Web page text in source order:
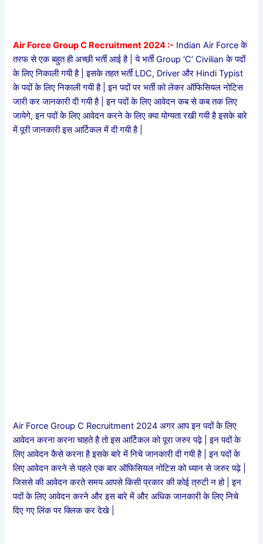
Air Force Group C Recruitment 2024 :- Indian Air Force के
तरफ से एक बहुत ही अच्छी भर्ती आई है | ये भर्ती Group ‘C’ Civilian के पदों
के लिए निकाली गयी है | इसके तहत भर्ती LDC, Driver और Hindi Typist
के पदों के लिए निकाली गयी है | इन पदों पर भर्ती को लेकर ऑफिसियल नोटिस
जारी कर जानकारी दी गयी है | इन पदों के लिए आवेदन कब से कब तक लिए
जायेगे, इन पदों के लिए आवेदन करने के लिए क्या योग्यता रखी गयी है इसके बारे
में पूरी जानकारी इस आर्टिकल में दी गयी है |
Air Force Group C Recruitment 2024 अगर आप इन पदों के लिए
आवेदन करना करना चाहते है तो इस आर्टिकल को पूरा जरुर पढ़े | इन पदों के
लिए आवेदन कैसे करना है इसके बारे में निचे जानकारी दी गयी है | इन पदों के
लिए आवेदन करने से पहले एक बार ऑफिसियल नोटिस को ध्यान से जरुर पढ़े |
जिससे की आवेदन करते समय आपसे किसी प्रकार की कोई त्रुटी न हो | इन
पदों के लिए आवेदन करने और इस बारे में और अधिक जानकारी के लिए निचे
दिए गए लिंक पर क्लिक कर देखे |